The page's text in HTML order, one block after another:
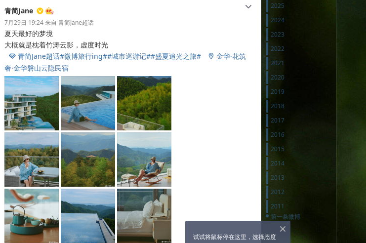
c
青简Jane
7月29日 19:24来自 青简Jane超话
夏天最好的梦境
大概就是枕着竹涛云影，虚度时光
 青简Jane超话#微博旅行ing##城市巡游记##盛夏追光之旅# 2 金华·花筑
奢·金华磐山云隐民宿
2025
2024
2023
2022
2021
2020
2019
2018
2017
2016
2015
2014
2013
2012
2011
第一条微博
X
试试将鼠标停在这里，选择态度